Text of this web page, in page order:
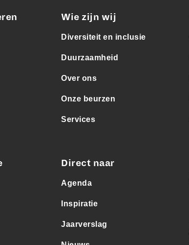
Wie zijn wij
Diversiteit en inclusie
Duurzaamheid
Over ons
Onze beurzen
Services
Direct naar
Agenda
Inspiratie
Jaarverslag